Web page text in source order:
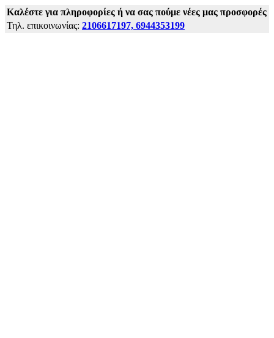
Kαλέστε για πληροφορίες ή να σας πούμε νέες μας προσφορές
Τηλ. επικοινωνίας: 2106617197, 6944353199